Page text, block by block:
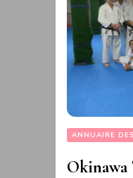
ANNUAIRE